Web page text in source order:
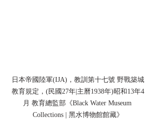
日本帝國陸軍(IJA)，教訓第十七號 野戰築城
教育規定，(民國27年|主曆1938年)昭和13年4
月 教育總監部《Black Water Museum
Collections | 黑水博物館館藏》